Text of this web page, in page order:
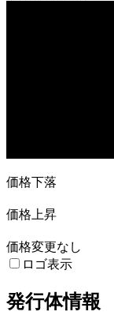
価格下落
価格上昇
価格変更なし
ロゴ表示
発行体情報